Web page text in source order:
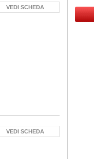
VEDI SCHEDA
VEDI SCHEDA